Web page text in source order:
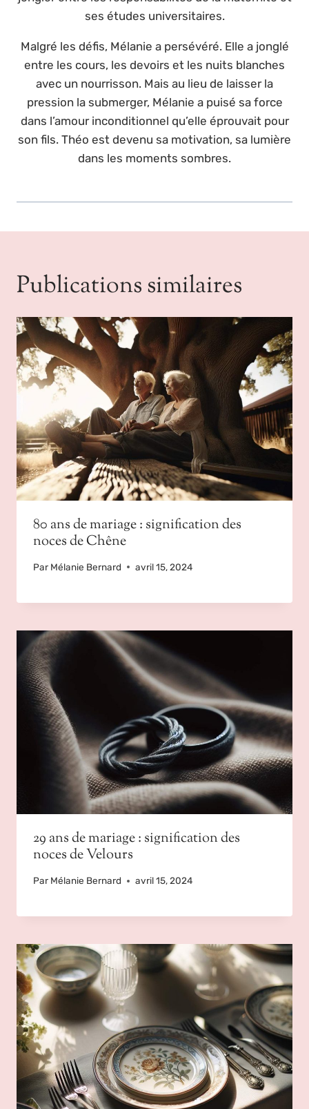
ses études universitaires.
Malgré les défis, Mélanie a persévéré. Elle a jonglé
entre les cours, les devoirs et les nuits blanches
avec un nourrisson. Mais au lieu de laisser la
pression la submerger, Mélanie a puisé sa force
dans l’amour inconditionnel qu’elle éprouvait pour
son fils. Théo est devenu sa motivation, sa lumière
dans les moments sombres.
Publications similaires
80 ans de mariage : signification des
noces de Chêne
Par Mélanie Bernard avril 15, 2024
29 ans de mariage : signification des
noces de Velours
Par Mélanie Bernard avril 15, 2024